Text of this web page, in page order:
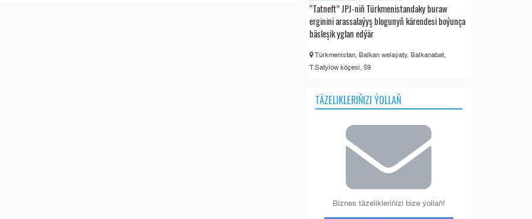
“Tatneft” JPJ-niň Türkmenistandaky buraw
erginini arassalaýyş blogunyň kärendesi boýunça
bäsleşik yglan edýär
Türkmenistan, Balkan welaýaty, Balkanabat,
T.Satylow köçesi, 59
TÄZELIKLERIŇIZI ÝOLLAŇ
Biznes täzelikleriňizi bize ýollaň!